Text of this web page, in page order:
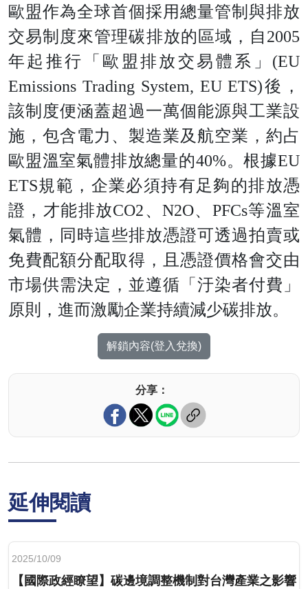
歐盟作為全球首個採用總量管制與排放
交易制度來管理碳排放的區域，自2005
年起推行「歐盟排放交易體系」(EU
Emissions Trading System, EU ETS)後，
該制度便涵蓋超過一萬個能源與工業設
施，包含電力、製造業及航空業，約占
歐盟溫室氣體排放總量的40%。根據EU
ETS規範，企業必須持有足夠的排放憑
證，才能排放CO2、N2O、PFCs等溫室
氣體，同時這些排放憑證可透過拍賣或
免費配額分配取得，且憑證價格會交由
市場供需決定，並遵循「汙染者付費」
原則，進而激勵企業持續減少碳排放。
解鎖內容(登入兌換)
分享：
延伸閱讀
2025/10/09
【國際政經瞭望】碳邊境調整機制對台灣產業之影響